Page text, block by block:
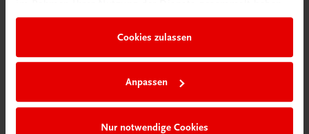
Cookies zulassen
Anpassen
Nur notwendige Cookies
Sachbuch
Gschmackig durchs Jahr